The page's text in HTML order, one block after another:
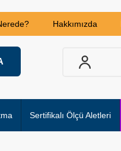
Hakkımızda
Sertifikalı Ölçü Aletleri